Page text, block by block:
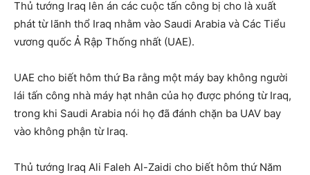
Thủ tướng Iraq lên án các cuộc tấn công bị cho là xuất
phát từ lãnh thổ Iraq nhằm vào Saudi Arabia và Các Tiểu
vương quốc Ả Rập Thống nhất (UAE).
UAE cho biết hôm thứ Ba rằng một máy bay không người
lái tấn công nhà máy hạt nhân của họ được phóng từ Iraq,
trong khi Saudi Arabia nói họ đã đánh chặn ba UAV bay
vào không phận từ Iraq.
Thủ tướng Iraq Ali Faleh Al-Zaidi cho biết hôm thứ Năm